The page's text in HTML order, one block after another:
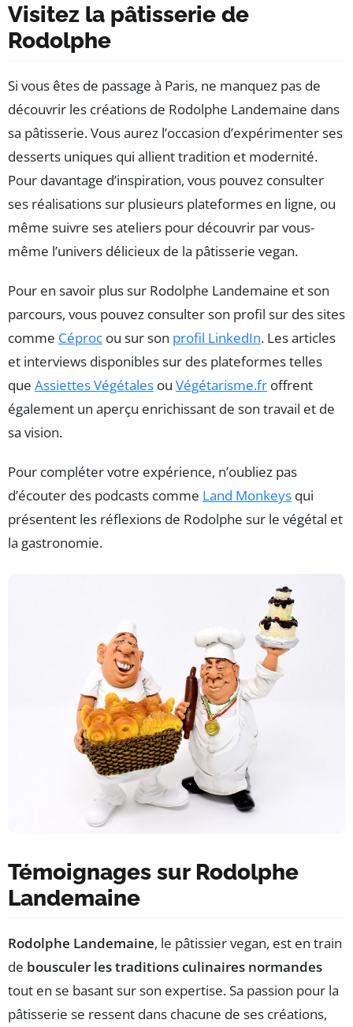
Visitez la pâtisserie de
Rodolphe
Si vous êtes de passage à Paris, ne manquez pas de
découvrir les créations de Rodolphe Landemaine dans
sa pâtisserie. Vous aurez l’occasion d’expérimenter ses
desserts uniques qui allient tradition et modernité.
Pour davantage d’inspiration, vous pouvez consulter
ses réalisations sur plusieurs plateformes en ligne, ou
même suivre ses ateliers pour découvrir par vous-
même l’univers délicieux de la pâtisserie vegan.
Pour en savoir plus sur Rodolphe Landemaine et son
parcours, vous pouvez consulter son profil sur des sites
comme Céproc ou sur son profil LinkedIn. Les articles
et interviews disponibles sur des plateformes telles
que Assiettes Végétales ou Végétarisme.fr offrent
également un aperçu enrichissant de son travail et de
sa vision.
Pour compléter votre expérience, n’oubliez pas
d’écouter des podcasts comme Land Monkeys qui
présentent les réflexions de Rodolphe sur le végétal et
la gastronomie.
Témoignages sur Rodolphe
Landemaine
Rodolphe Landemaine, le pâtissier vegan, est en train
de bousculer les traditions culinaires normandes
tout en se basant sur son expertise. Sa passion pour la
pâtisserie se ressent dans chacune de ses créations,